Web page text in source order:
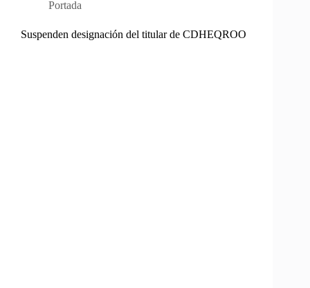
Portada
Suspenden designación del titular de CDHEQROO